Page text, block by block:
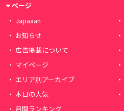
ページ
Japaaan
お知らせ
広告掲載について
マイページ
エリア別アーカイブ
本日の人気
月間ランキング